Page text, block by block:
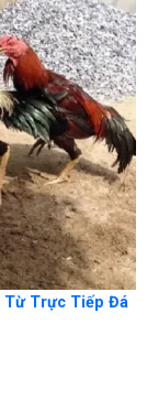
Từ Trực Tiếp Đá